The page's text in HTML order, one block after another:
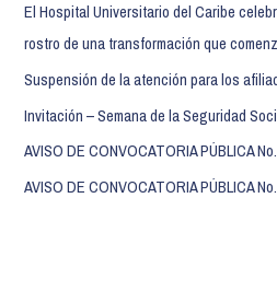
El Hospital Universitario del Caribe
rostro de una transformación que
Suspensión de la atención para los
Invitación – Semana de la Seguridad
AVISO DE CONVOCATORIA PÚBLICA
AVISO DE CONVOCATORIA PÚBLICA